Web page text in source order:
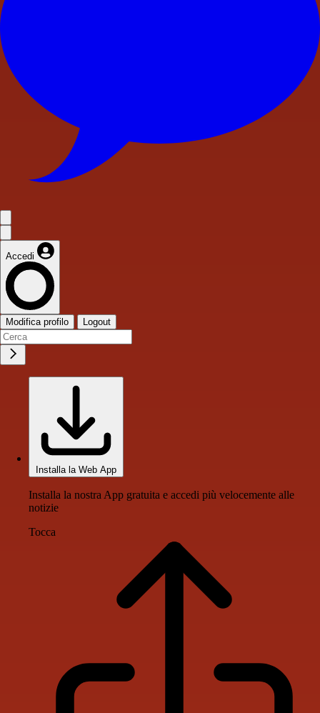
Accedi
Modifica profilo Logout
Installa la Web App
Installa la nostra App gratuita e accedi più velocemente alle
notizie
Tocca